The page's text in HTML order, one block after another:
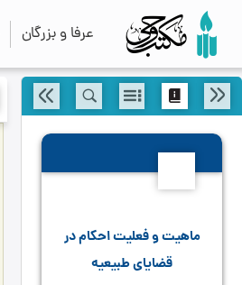
عرفا و بزرگان
ماهیت و فعلیت احکام در
قضایای طبیعیه